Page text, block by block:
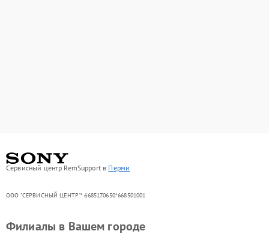
Сервисный центр RemSupport в Перми
ООО "СЕРВИСНЫЙ ЦЕНТР"* 6685170650*668501001
Филиалы в Вашем городе